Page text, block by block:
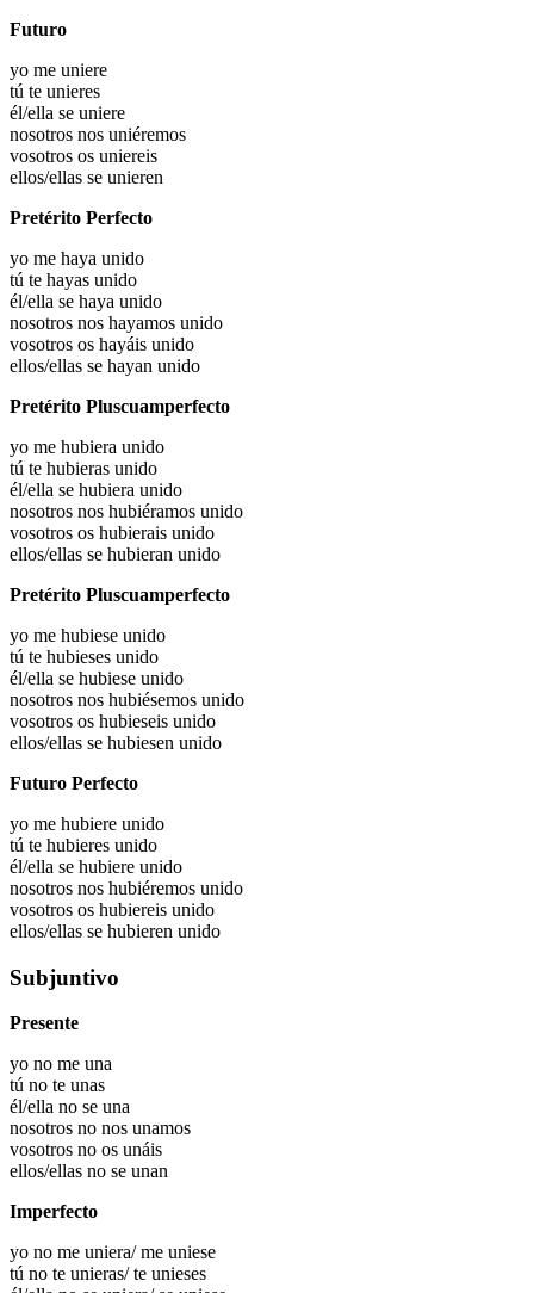
Futuro
yo me uniere
tú te unieres
él/ella se uniere
nosotros nos uniéremos
vosotros os uniereis
ellos/ellas se unieren
Pretérito Perfecto
yo me haya unido
tú te hayas unido
él/ella se haya unido
nosotros nos hayamos unido
vosotros os hayáis unido
ellos/ellas se hayan unido
Pretérito Pluscuamperfecto
yo me hubiera unido
tú te hubieras unido
él/ella se hubiera unido
nosotros nos hubiéramos unido
vosotros os hubierais unido
ellos/ellas se hubieran unido
Pretérito Pluscuamperfecto
yo me hubiese unido
tú te hubieses unido
él/ella se hubiese unido
nosotros nos hubiésemos unido
vosotros os hubieseis unido
ellos/ellas se hubiesen unido
Futuro Perfecto
yo me hubiere unido
tú te hubieres unido
él/ella se hubiere unido
nosotros nos hubiéremos unido
vosotros os hubiereis unido
ellos/ellas se hubieren unido
Subjuntivo
Presente
yo no me una
tú no te unas
él/ella no se una
nosotros no nos unamos
vosotros no os unáis
ellos/ellas no se unan
Imperfecto
yo no me uniera/ me uniese
tú no te unieras/ te unieses